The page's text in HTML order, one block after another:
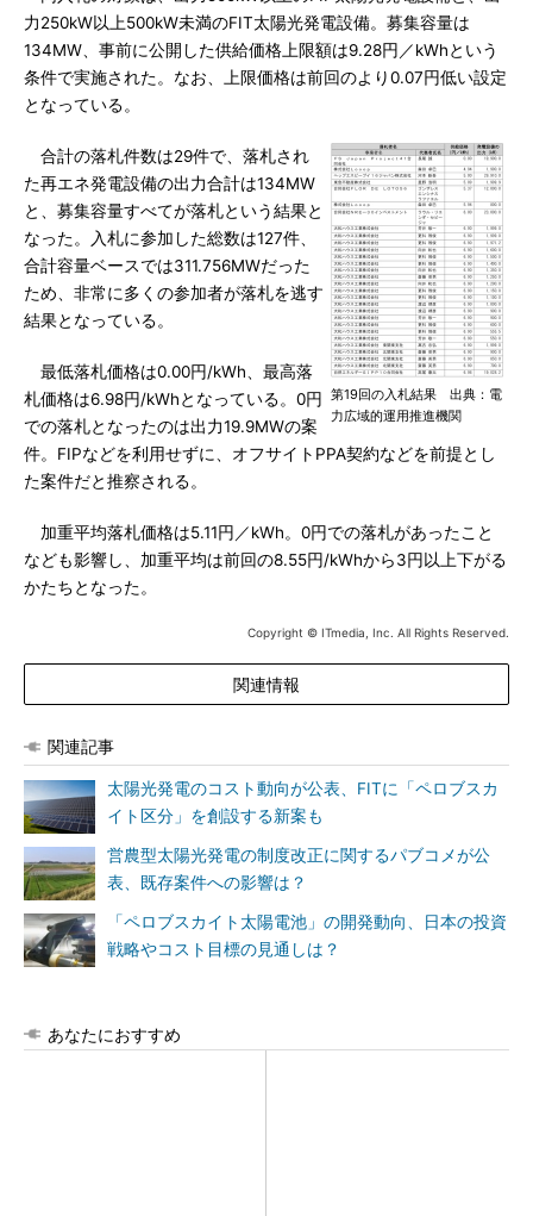
力250kW以上500kW未満のFIT太陽光発電設備。募集容量は
134MW、事前に公開した供給価格上限額は9.28円／kWhという
条件で実施された。なお、上限価格は前回のより0.07円低い設定
となっている。
第19回の入札結果 出典：電
力広域的運用推進機関
合計の落札件数は29件で、落札され
た再エネ発電設備の出力合計は134MW
と、募集容量すべてが落札という結果と
なった。入札に参加した総数は127件、
合計容量ベースでは311.756MWだった
ため、非常に多くの参加者が落札を逃す
結果となっている。
最低落札価格は0.00円/kWh、最高落
札価格は6.98円/kWhとなっている。0円
での落札となったのは出力19.9MWの案
件。FIPなどを利用せずに、オフサイトPPA契約などを前提とし
た案件だと推察される。
加重平均落札価格は5.11円／kWh。0円での落札があったこと
なども影響し、加重平均は前回の8.55円/kWhから3円以上下がる
かたちとなった。
Copyright © ITmedia, Inc. All Rights Reserved.
関連情報
関連記事
太陽光発電のコスト動向が公表、FITに「ペロブスカ
イト区分」を創設する新案も
営農型太陽光発電の制度改正に関するパブコメが公
表、既存案件への影響は？
「ペロブスカイト太陽電池」の開発動向、日本の投資
戦略やコスト目標の見通しは？
あなたにおすすめ